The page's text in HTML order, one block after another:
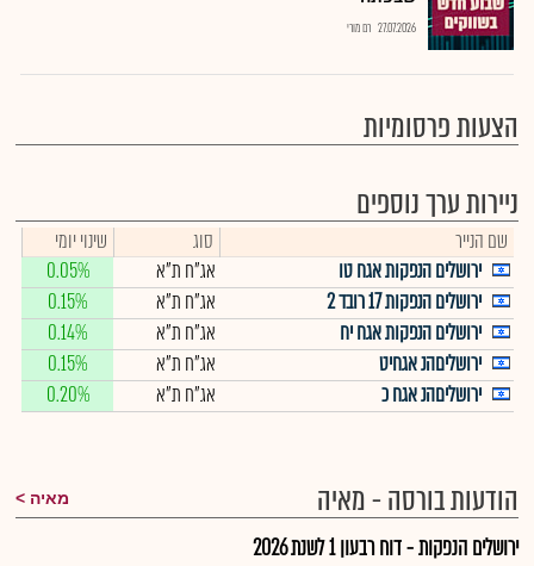
27.07.2026 רם מורי
הצעות פרסומיות
ניירות ערך נוספים
שם הנייר סוג
שינוי יומי
ירושלים הנפקות אגח טו
אג"ח ת"א
0.05%
ירושלים הנפקות 17 רובד 2
אג"ח ת"א
0.15%
ירושלים הנפקות אגח יח
אג"ח ת"א
0.14%
ירושליםהנ אגחיט
אג"ח ת"א
0.15%
ירושליםהנ אגח כ
אג"ח ת"א 0.20%
הודעות בורסה - מאיה מאיה
ירושלים הנפקות - דוח רבעון 1 לשנת 2026